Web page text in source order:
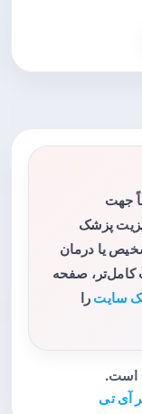
جهت
پزشک
یا درمان
کامل‌تر، صفحه
سایت را
آی تی